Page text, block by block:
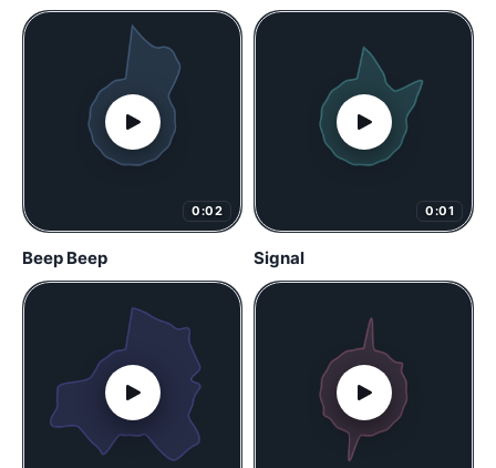
0:02
Beep Beep
0:01
Signal